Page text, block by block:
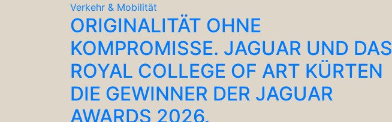
Verkehr & Mobilität
ORIGINALITÄT OHNE
KOMPROMISSE. JAGUAR UND DAS
ROYAL COLLEGE OF ART KÜRTEN
DIE GEWINNER DER JAGUAR
AWARDS 2026.